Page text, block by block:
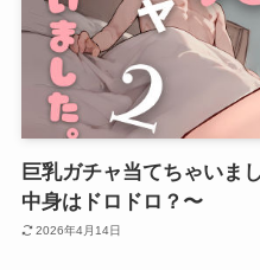
巨乳ガチャ当てちゃいま
中身はドロドロ？〜
2026年4月14日